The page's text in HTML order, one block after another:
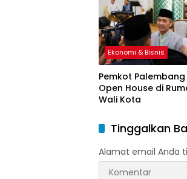
Ekonomi & Bisnis
Pemkot
Open House di
Wali Kota
Tinggalkan
Alamat email Anda